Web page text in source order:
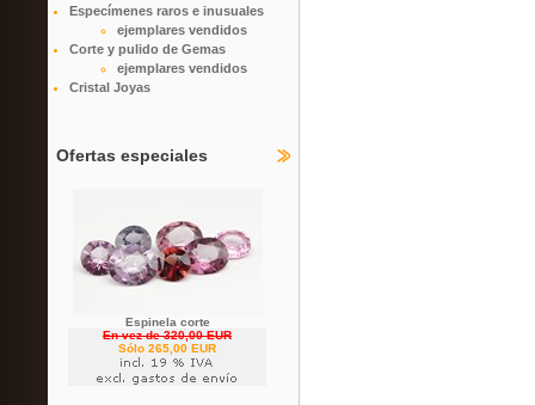
Especímenes raros e inusuales
ejemplares vendidos
Corte y pulido de Gemas
ejemplares vendidos
Cristal Joyas
Ofertas especiales
Espinela corte
En vez de 320,00 EUR
Sólo 265,00 EUR